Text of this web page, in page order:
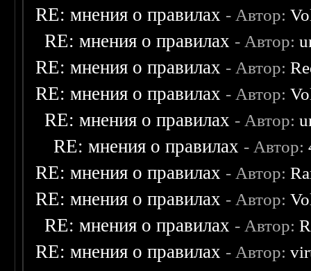
RE: мнения о правилах - Автор:
RE: мнения о правилах - Автор:
RE: мнения о правилах - Автор:
RE: мнения о правилах - Автор:
RE: мнения о правилах - Автор:
RE: мнения о правилах - Автор:
RE: мнения о правилах - Автор:
RE: мнения о правилах - Автор:
RE: мнения о правилах - Автор:
RE: мнения о правилах - Автор: